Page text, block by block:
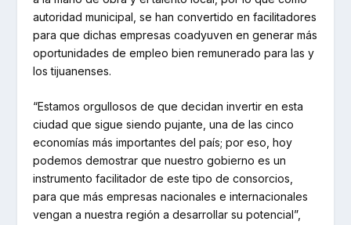
autoridad municipal, se han convertido en facilitadores
para que dichas empresas coadyuven en generar más
oportunidades de empleo bien remunerado para las y
los tijuanenses.
“Estamos orgullosos de que decidan invertir en esta
ciudad que sigue siendo pujante, una de las cinco
economías más importantes del país; por eso, hoy
podemos demostrar que nuestro gobierno es un
instrumento facilitador de este tipo de consorcios,
para que más empresas nacionales e internacionales
vengan a nuestra región a desarrollar su potencial”,